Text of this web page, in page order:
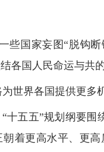
国家妄图“脱钩断
各国人民命运与共的
世界各国提供更多
十五五”规划纲要围
着更高水平、更